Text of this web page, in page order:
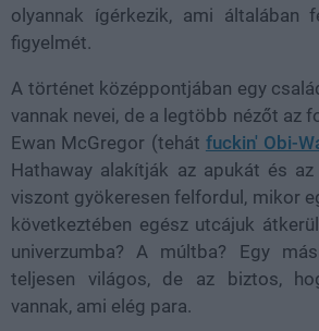
olyannak ígérkezik, ami általában
figyelmét.
A történet középpontjában egy
vannak nevei, de a legtöbb nézőt az
Ewan McGregor (tehát fuckin' Obi-
Hathaway alakítják az apukát és
viszont gyökeresen felfordul, mikor
következtében egész utcájuk
univerzumba? A múltba? Egy
teljesen világos, de az biztos,
vannak, ami elég para.